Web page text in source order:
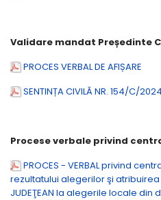
Validare mandat Președinte
PROCES VERBAL DE AFIȘARE
SENTINȚA CIVILĂ NR. 154/C/2024
Procese verbale privind
PROCES - VERBAL privind
rezultatului alegerilor şi atribuirea
JUDEŢEAN Ia alegerile locale din